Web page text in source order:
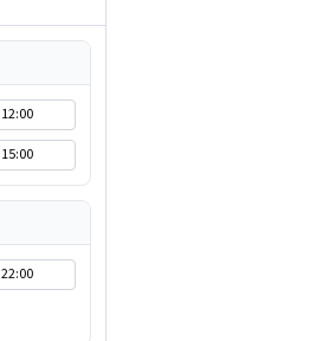
12:00
15:00
22:00